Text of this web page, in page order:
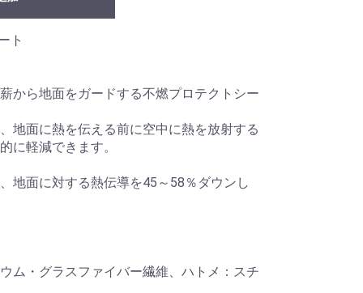
ト
から地面をガードする不燃プロテクトシー
地面に熱を伝える前に空中に熱を放射する
に軽減できます。
地面に対する熱伝導を45～58％ダウンし
ム・グラスファイバー繊維、ハトメ：スチ